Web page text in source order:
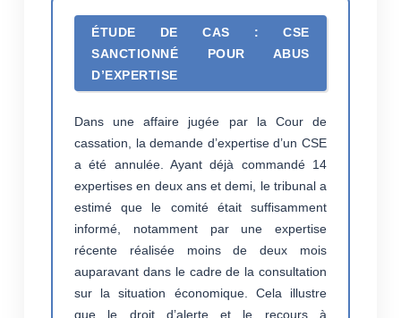
ÉTUDE DE CAS : CSE
SANCTIONNÉ POUR ABUS
D’EXPERTISE
Dans une affaire jugée par la Cour de
cassation, la demande d’expertise d’un CSE
a été annulée. Ayant déjà commandé 14
expertises en deux ans et demi, le tribunal a
estimé que le comité était suffisamment
informé, notamment par une expertise
récente réalisée moins de deux mois
auparavant dans le cadre de la consultation
sur la situation économique. Cela illustre
que le droit d’alerte et le recours à